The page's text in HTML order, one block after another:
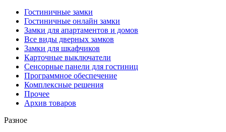
Гостиничные замки
Гостиничные онлайн замки
Замки для апартаментов и домов
Все виды дверных замков
Замки для шкафчиков
Карточные выключатели
Сенсорные панели для гостиниц
Программное обеспечение
Комплексные решения
Прочее
Архив товаров
Разное